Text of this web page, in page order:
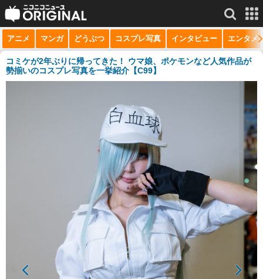
サービス一覧 もっと見る
niconico
アニメ マンガ どうぶつ コスプレ写真 インタビュー エンタメ
コミケが2年ぶりに帰ってきた！ ウマ娘、ポケモンなど人気作品が
勢揃いのコスプレ写真を一挙紹介【C99】